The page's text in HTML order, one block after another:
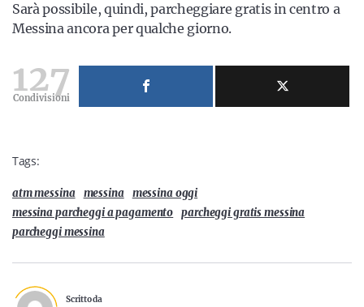
Sarà possibile, quindi, parcheggiare gratis in centro a
Messina ancora per qualche giorno.
127
Condivisioni
Tags:
atm messina messina
messina oggi
messina parcheggi a pagamento
parcheggi gratis messina
parcheggi messina
Scritto da